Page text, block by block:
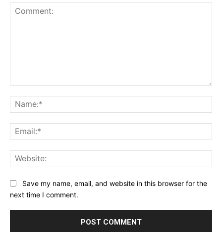
Save my name, email, and website in this browser for the
next time I comment.